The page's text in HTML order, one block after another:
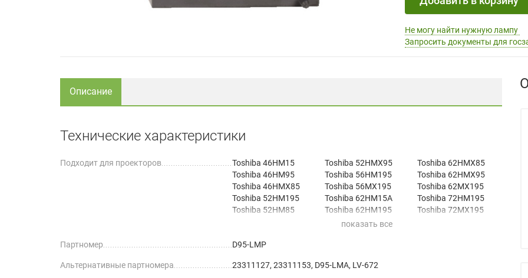
Не могу найти нужную лампу
Запросить документы для
Описание
Технические характеристики
Подходит для проекторов
Toshiba 46HM15
Toshiba 46HM95
Toshiba 46HMX85
Toshiba 52HM195
Toshiba 52HM85
Toshiba 52HMX95
Toshiba 56HM195
Toshiba 56MX195
Toshiba 62HM15A
Toshiba 62HM195
Toshiba 62HM85
Toshiba 62HMX85
Toshiba 62HMX95
Toshiba 62MX195
Toshiba 72HM195
Toshiba 72MX195
Партномер D95-LMP
Альтернативные партномера 23311127, 23311153, D95-LMA, LV-672